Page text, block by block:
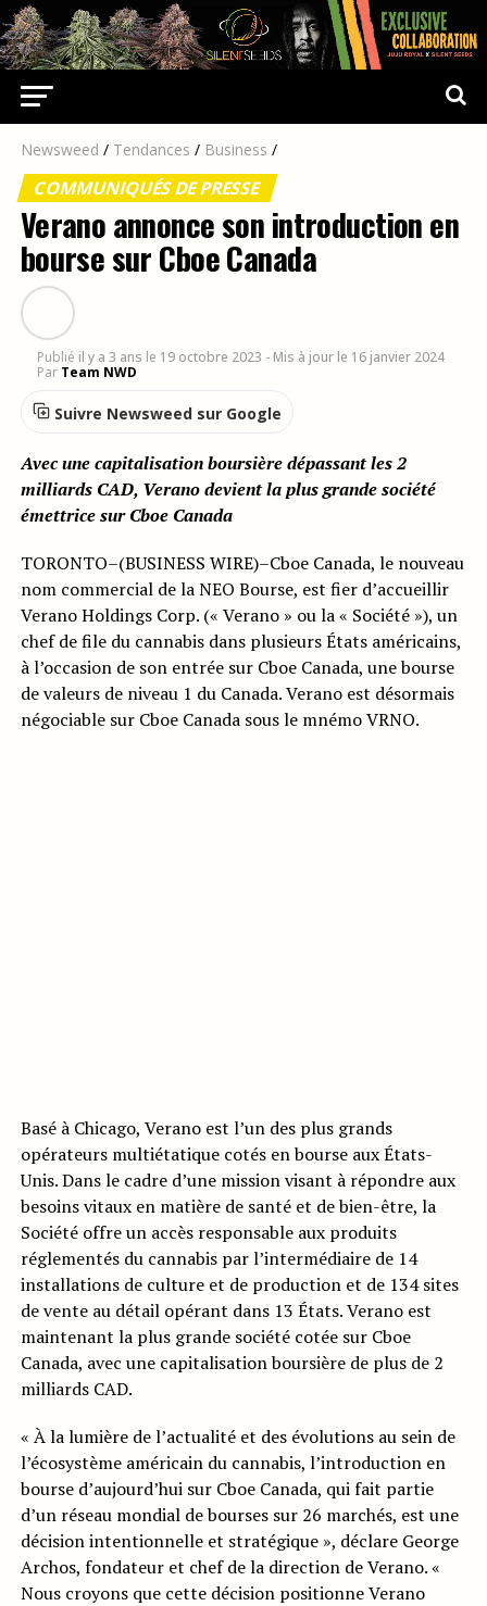
Newsweed / Tendances / Business /
COMMUNIQUÉS DE PRESSE
Verano annonce son introduction en
bourse sur Cboe Canada
Publié il y a 3 ans le 19 octobre 2023 - Mis à jour le 16 janvier 2024
Par Team NWD
Suivre Newsweed sur Google
Avec une capitalisation boursière dépassant les 2
milliards CAD, Verano devient la plus grande société
émettrice sur Cboe Canada
TORONTO–(BUSINESS WIRE)–Cboe Canada, le nouveau
nom commercial de la NEO Bourse, est fier d’accueillir
Verano Holdings Corp. (« Verano » ou la « Société »), un
chef de file du cannabis dans plusieurs États américains,
à l’occasion de son entrée sur Cboe Canada, une bourse
de valeurs de niveau 1 du Canada. Verano est désormais
négociable sur Cboe Canada sous le mnémo VRNO.
Basé à Chicago, Verano est l’un des plus grands
opérateurs multiétatique cotés en bourse aux États-
Unis. Dans le cadre d’une mission visant à répondre aux
besoins vitaux en matière de santé et de bien-être, la
Société offre un accès responsable aux produits
réglementés du cannabis par l’intermédiaire de 14
installations de culture et de production et de 134 sites
de vente au détail opérant dans 13 États. Verano est
maintenant la plus grande société cotée sur Cboe
Canada, avec une capitalisation boursière de plus de 2
milliards CAD.
« À la lumière de l’actualité et des évolutions au sein de
l’écosystème américain du cannabis, l’introduction en
bourse d’aujourd’hui sur Cboe Canada, qui fait partie
d’un réseau mondial de bourses sur 26 marchés, est une
décision intentionnelle et stratégique », déclare George
Archos, fondateur et chef de la direction de Verano. «
Nous croyons que cette décision positionne Verano